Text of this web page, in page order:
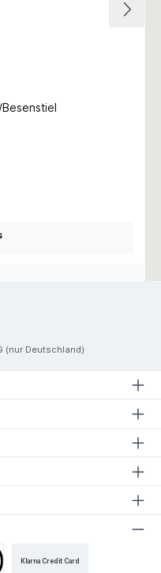
(nur Deutschland)
Klarna Credit Card